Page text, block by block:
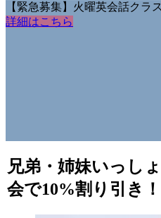
【緊急募集】火曜英会話クラ
詳細はこちら
兄弟・姉妹いっし
会で10%割り引き！